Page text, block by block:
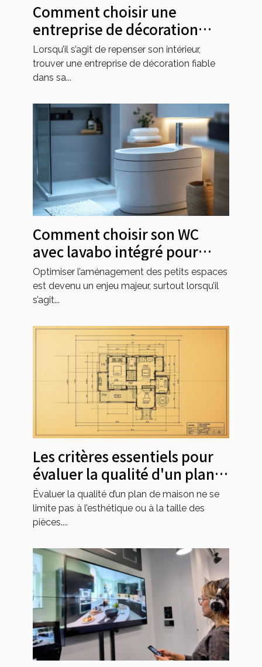
Comment choisir une
entreprise de décoration
fiable dans votre région ?
Lorsqu’il s’agit de repenser son intérieur,
trouver une entreprise de décoration fiable
dans sa...
Comment choisir son WC
avec lavabo intégré pour
petits espaces ?
Optimiser l’aménagement des petits espaces
est devenu un enjeu majeur, surtout lorsqu’il
s’agit...
Les critères essentiels pour
évaluer la qualité d'un plan
de maison
Évaluer la qualité d’un plan de maison ne se
limite pas à l’esthétique ou à la taille des
pièces....